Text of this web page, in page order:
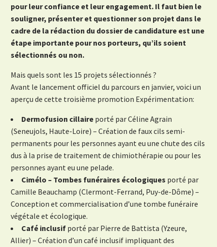
pour leur confiance et leur engagement. Il faut bien le
souligner, présenter et questionner son projet dans le
cadre de la rédaction du dossier de candidature est une
étape importante pour nos porteurs, qu’ils soient
sélectionnés ou non.
Mais quels sont les 15 projets sélectionnés ?
Avant le lancement officiel du parcours en janvier, voici un
aperçu de cette troisième promotion Expérimentation:
Dermofusion cillaire porté par Céline Agrain
(Seneujols, Haute-Loire) – Création de faux cils semi-
permanents pour les personnes ayant eu une chute des cils
dus à la prise de traitement de chimiothérapie ou pour les
personnes ayant eu une pelade.
Cimélo – Tombes funéraires écologiques porté par
Camille Beauchamp (Clermont-Ferrand, Puy-de-Dôme) –
Conception et commercialisation d’une tombe funéraire
végétale et écologique.
Café inclusif porté par Pierre de Battista (Yzeure,
Allier) – Création d’un café inclusif impliquant des